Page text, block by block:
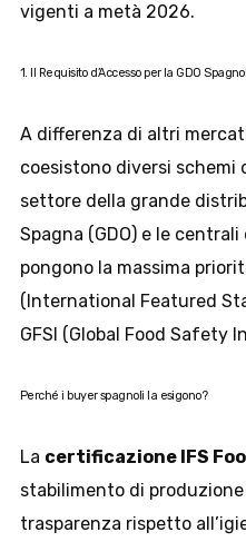
vigenti a metà 2026.
1. Il Requisito d’Accesso per la GDO
A differenza di altri
coesistono diversi schemi
settore della grande
Spagna (GDO) e le
pongono la massima
(International Featured
GFSI (Global Food Safety
Perché i buyer spagnoli la esigono?
La certificazione IFS
stabilimento di
trasparenza rispetto